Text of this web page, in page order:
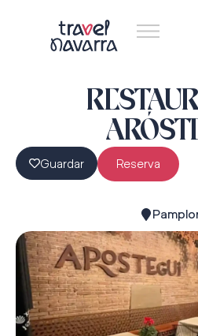
Guardar Reserva